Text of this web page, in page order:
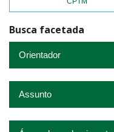
Busca facetada
Orientador
Assunto